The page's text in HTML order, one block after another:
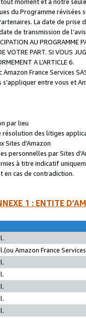
du Programme
La date de
de transmission de
AU PROGRAMME
VOTRE PART. SI VOUS
A L’ARTICLE 6.
France Services
entre vous et
par lieu
des litiges
Sites d’Amazon
personnelles par Sites
à titre indicatif
en cas de contradiction.
1 : ENTITE
Amazon France